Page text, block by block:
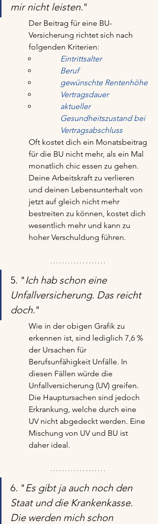
mir nicht leisten."
Der Beitrag für eine BU-
Versicherung richtet sich nach
folgenden Kriterien:
Eintrittsalter
Beruf
gewünschte Rentenhöhe
Vertragsdauer
aktueller
Gesundheitszustand bei
Vertragsabschluss
Oft kostet dich ein Monatsbeitrag
für die BU nicht mehr, als ein Mal
monatlich chic essen zu gehen.
Deine Arbeitskraft zu verlieren
und deinen Lebensunterhalt von
jetzt auf gleich nicht mehr
bestreiten zu können, kostet dich
wesentlich mehr und kann zu
hoher Verschuldung führen.
5. "Ich hab schon eine
Unfallversicherung. Das reicht
doch."
Wie in der obigen Grafik zu
erkennen ist, sind lediglich 7,6 %
der Ursachen für
Berufsunfähigkeit Unfälle. In
diesen Fällen würde die
Unfallversicherung (UV) greifen.
Die Hauptursachen sind jedoch
Erkrankung, welche durch eine
UV nicht abgedeckt werden. Eine
Mischung von UV und BU ist
daher ideal.
6. "Es gibt ja auch noch den
Staat und die Krankenkasse.
Die werden mich schon